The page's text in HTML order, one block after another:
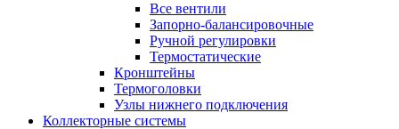
Все вентили
Запорно-балансировочные
Ручной регулировки
Термостатические
Кронштейны
Термоголовки
Узлы нижнего подключения
Коллекторные системы